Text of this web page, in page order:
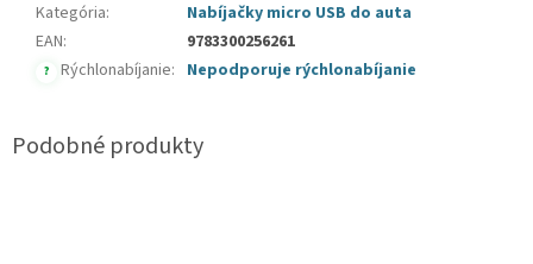
Kategória:
Nabíjačky micro USB do auta
EAN: 9783300256261
? Rýchlonabíjanie: Nepodporuje rýchlonabíjanie